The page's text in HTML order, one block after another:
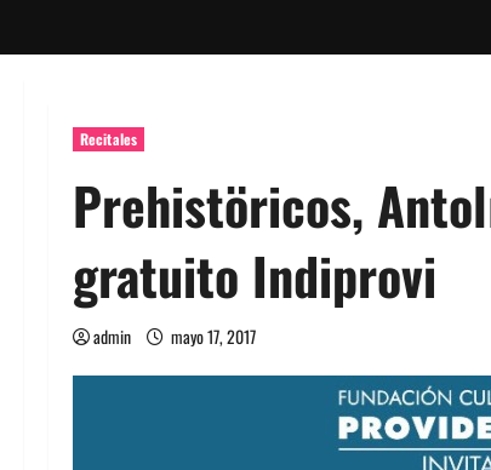
Recitales
Prehistöricos,
gratuito Indiprovi
admin mayo 17, 2017